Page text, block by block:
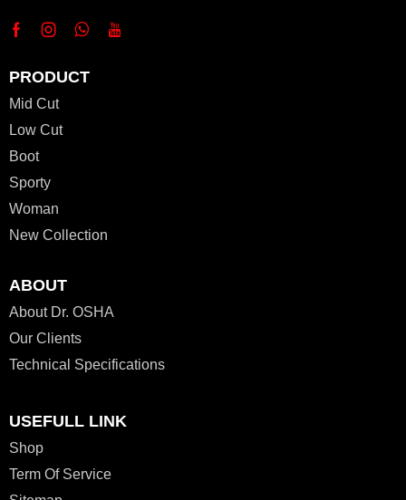
PRODUCT
Mid Cut
Low Cut
Boot
Sporty
Woman
New Collection
ABOUT
About Dr. OSHA
Our Clients
Technical Specifications
USEFULL LINK
Shop
Term Of Service